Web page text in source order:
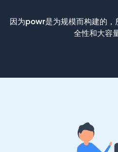
因为powr是为规模而构建的，
全性和大容